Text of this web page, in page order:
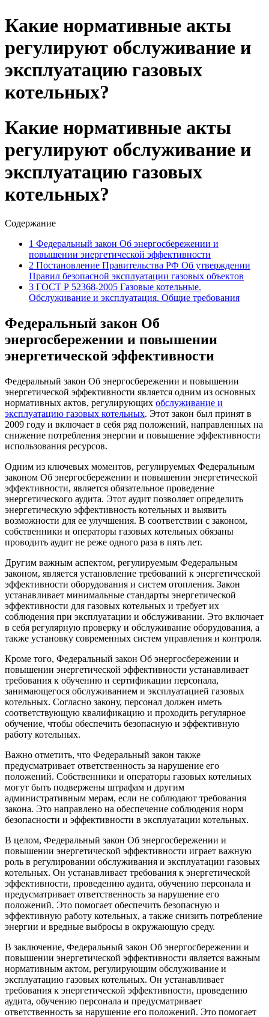
Какие нормативные акты
регулируют обслуживание и
эксплуатацию газовых
котельных?
Какие нормативные акты
регулируют обслуживание и
эксплуатацию газовых
котельных?
Содержание
1 Федеральный закон Об энергосбережении и
повышении энергетической эффективности
2 Постановление Правительства РФ Об утверждении
Правил безопасной эксплуатации газовых объектов
3 ГОСТ Р 52368-2005 Газовые котельные.
Обслуживание и эксплуатация. Общие требования
Федеральный закон Об
энергосбережении и повышении
энергетической эффективности
Федеральный закон Об энергосбережении и повышении
энергетической эффективности является одним из основных
нормативных актов, регулирующих обслуживание и
эксплуатацию газовых котельных. Этот закон был принят в
2009 году и включает в себя ряд положений, направленных на
снижение потребления энергии и повышение эффективности
использования ресурсов.
Одним из ключевых моментов, регулируемых Федеральным
законом Об энергосбережении и повышении энергетической
эффективности, является обязательное проведение
энергетического аудита. Этот аудит позволяет определить
энергетическую эффективность котельных и выявить
возможности для ее улучшения. В соответствии с законом,
собственники и операторы газовых котельных обязаны
проводить аудит не реже одного раза в пять лет.
Другим важным аспектом, регулируемым Федеральным
законом, является установление требований к энергетической
эффективности оборудования и систем отопления. Закон
устанавливает минимальные стандарты энергетической
эффективности для газовых котельных и требует их
соблюдения при эксплуатации и обслуживании. Это включает
в себя регулярную проверку и обслуживание оборудования, а
также установку современных систем управления и контроля.
Кроме того, Федеральный закон Об энергосбережении и
повышении энергетической эффективности устанавливает
требования к обучению и сертификации персонала,
занимающегося обслуживанием и эксплуатацией газовых
котельных. Согласно закону, персонал должен иметь
соответствующую квалификацию и проходить регулярное
обучение, чтобы обеспечить безопасную и эффективную
работу котельных.
Важно отметить, что Федеральный закон также
предусматривает ответственность за нарушение его
положений. Собственники и операторы газовых котельных
могут быть подвержены штрафам и другим
административным мерам, если не соблюдают требования
закона. Это направлено на обеспечение соблюдения норм
безопасности и эффективности в эксплуатации котельных.
В целом, Федеральный закон Об энергосбережении и
повышении энергетической эффективности играет важную
роль в регулировании обслуживания и эксплуатации газовых
котельных. Он устанавливает требования к энергетической
эффективности, проведению аудита, обучению персонала и
предусматривает ответственность за нарушение его
положений. Это помогает обеспечить безопасную и
эффективную работу котельных, а также снизить потребление
энергии и вредные выбросы в окружающую среду.
В заключение, Федеральный закон Об энергосбережении и
повышении энергетической эффективности является важным
нормативным актом, регулирующим обслуживание и
эксплуатацию газовых котельных. Он устанавливает
требования к энергетической эффективности, проведению
аудита, обучению персонала и предусматривает
ответственность за нарушение его положений. Это помогает